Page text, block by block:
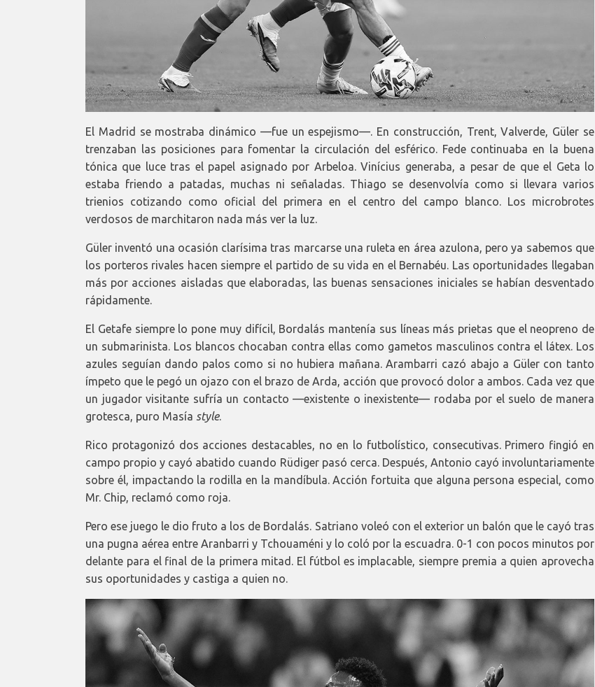
El Madrid se mostraba dinámico —fue un espejismo—. En construcción, Trent, Valverde, Güler se
trenzaban las posiciones para fomentar la circulación del esférico. Fede continuaba en la buena
tónica que luce tras el papel asignado por Arbeloa. Vinícius generaba, a pesar de que el Geta lo
estaba friendo a patadas, muchas ni señaladas. Thiago se desenvolvía como si llevara varios
trienios cotizando como oficial del primera en el centro del campo blanco. Los microbrotes
verdosos de marchitaron nada más ver la luz.
Güler inventó una ocasión clarísima tras marcarse una ruleta en área azulona, pero ya sabemos que
los porteros rivales hacen siempre el partido de su vida en el Bernabéu. Las oportunidades llegaban
más por acciones aisladas que elaboradas, las buenas sensaciones iniciales se habían desventado
rápidamente.
El Getafe siempre lo pone muy difícil, Bordalás mantenía sus líneas más prietas que el neopreno de
un submarinista. Los blancos chocaban contra ellas como gametos masculinos contra el látex. Los
azules seguían dando palos como si no hubiera mañana. Arambarri cazó abajo a Güler con tanto
ímpeto que le pegó un ojazo con el brazo de Arda, acción que provocó dolor a ambos. Cada vez que
un jugador visitante sufría un contacto —existente o inexistente— rodaba por el suelo de manera
grotesca, puro Masía style.
Rico protagonizó dos acciones destacables, no en lo futbolístico, consecutivas. Primero fingió en
campo propio y cayó abatido cuando Rüdiger pasó cerca. Después, Antonio cayó involuntariamente
sobre él, impactando la rodilla en la mandíbula. Acción fortuita que alguna persona especial, como
Mr. Chip, reclamó como roja.
Pero ese juego le dio fruto a los de Bordalás. Satriano voleó con el exterior un balón que le cayó tras
una pugna aérea entre Aranbarri y Tchouaméni y lo coló por la escuadra. 0-1 con pocos minutos por
delante para el final de la primera mitad. El fútbol es implacable, siempre premia a quien aprovecha
sus oportunidades y castiga a quien no.